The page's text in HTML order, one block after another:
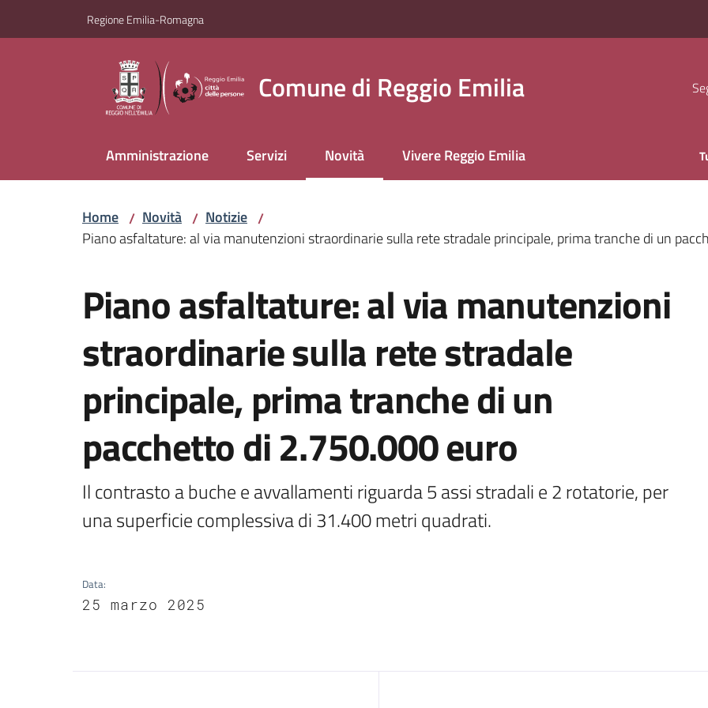
Regione Emilia-Romagna
Comune di Reggio Emilia
Amministrazione Servizi Novità
Menu selezionatoVivere Reggio Emilia
Home / Novità / Notizie /
Piano asfaltature: al via manutenzioni straordinarie sulla rete stradale principale, prima tranche di un
Piano asfaltature: al via manutenzioni
straordinarie sulla rete stradale
principale, prima tranche di un
pacchetto di 2.750.000 euro
Il contrasto a buche e avvallamenti riguarda 5 assi stradali e 2 rotatorie, per
una superficie complessiva di 31.400 metri quadrati.
Data:
25 marzo 2025